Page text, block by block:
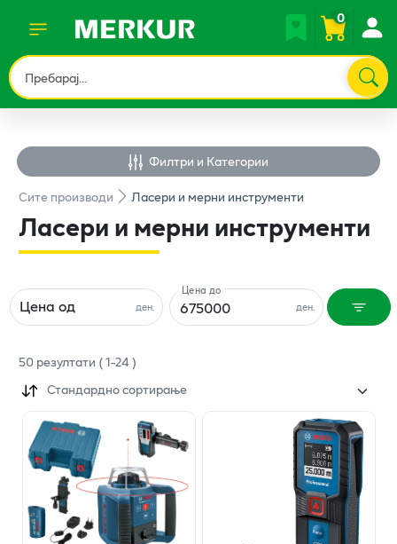
0
Филтри и Категории
Ситепроизводи Ласери и мерни инструменти
Ласери и мерни инструменти
ден.
Цена од ден.
Цена до
50резултати (1-24)
Стандардно сортирање